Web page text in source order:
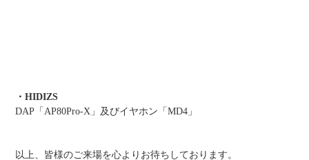
・HIDIZS
DAP「AP80Pro-X」及びイヤホン「MD4」
以上、皆様のご来場を心よりお待ちしております。